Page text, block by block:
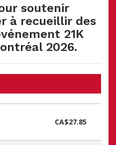
soutenir
à recueillir des
21K
2026.
CA$27.85